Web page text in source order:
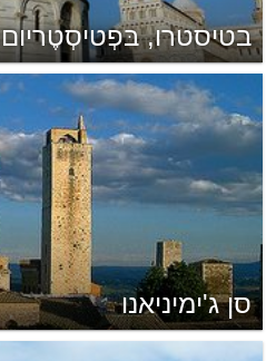
בטיסטרו, בּפְטיסְטֶריום
סן ג'ימיניאנו